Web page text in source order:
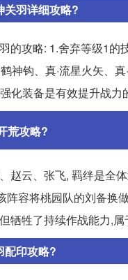
关羽详细攻略?
的攻略: 1.舍弃等级1的
神钩、真·流星火矢、
化装备是有效提升战力
荒攻略?
赵云、张飞, 羁绊是全体
阵容将桃园队的刘备换
牺牲了持续作战能力,属
配印攻略?